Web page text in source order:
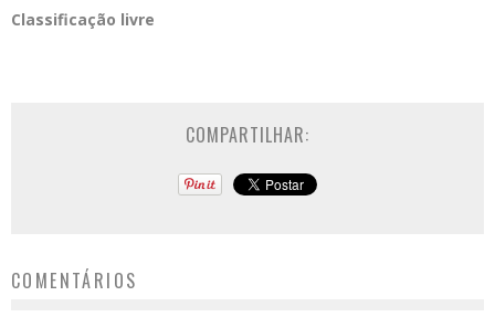
Classificação livre
COMPARTILHAR:
COMENTÁRIOS